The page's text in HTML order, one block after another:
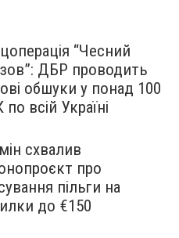
“Чесний
ДБР проводить
обшуки у понад 100
всій Україні
схвалив
про
пільги на
до €150